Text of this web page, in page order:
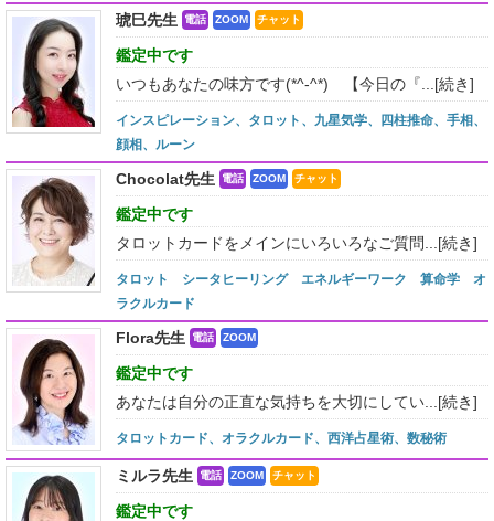
琥巳先生 電話 ZOOM チャット
鑑定中です
いつもあなたの味方です(*^-^*) 【今日の『... [続き]
インスピレーション、タロット、九星気学、四柱推命、手相、
顔相、ルーン
Chocolat先生 電話 ZOOM チャット
鑑定中です
タロットカードをメインにいろいろなご質問... [続き]
タロット シータヒーリング エネルギーワーク 算命学 オ
ラクルカード
Flora先生 電話 ZOOM
鑑定中です
あなたは自分の正直な気持ちを大切にしてい... [続き]
タロットカード、オラクルカード、西洋占星術、数秘術
ミルラ先生 電話 ZOOM チャット
鑑定中です